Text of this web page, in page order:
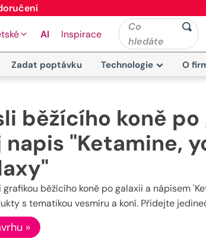
AI Inspirace
Co
hledáte
Zadat poptávku Technologie O
běžícího koně
napis "Ketamine,
grafikou běžícího koně po galaxii a nápisem
s tematikou vesmíru a koní. Přidejte
»